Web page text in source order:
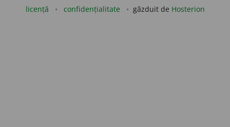
licență confidențialitate găzduit de Hosterion